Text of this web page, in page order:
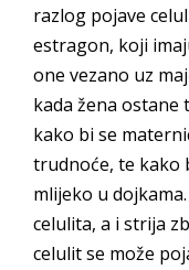
razlog pojave
estragon, koji
one vezano uz
kada žena ostane
kako bi se
trudnoće, te kako
mlijeko u
celulita, a i strija
celulit se može